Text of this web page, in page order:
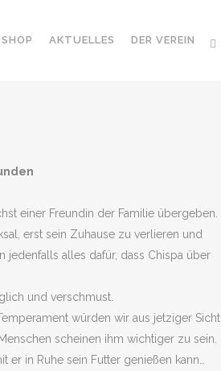
SHOP AKTUELLES DER VEREIN
einer Freundin der Familie übergeben.
erst sein Zuhause zu verlieren und
jedenfalls alles dafür, dass Chispa über
und verschmust.
würden wir aus jetziger Sicht
scheinen ihm wichtiger zu sein.
in Ruhe sein Futter genießen kann…